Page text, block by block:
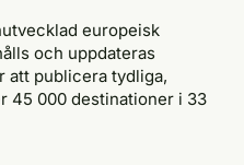
europeisk
och uppdateras
att publicera tydliga,
45 000 destinationer i 33